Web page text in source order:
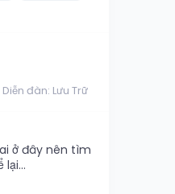
Diễn đàn: Lưu Trữ
ở đây nên tìm